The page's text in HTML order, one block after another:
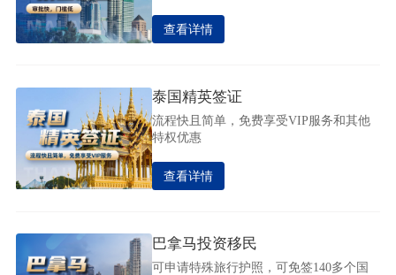
查看详情
泰国精英签证
流程快且简单，免费享受VIP服务和其他
特权优惠
查看详情
巴拿马投资移民
可申请特殊旅行护照，可免签140多个国